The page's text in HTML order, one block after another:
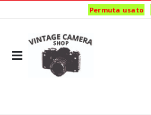
Permuta usato